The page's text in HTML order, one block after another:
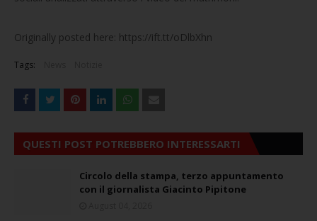
Originally posted here: https://ift.tt/oDlbXhn
Tags:
QUESTI POST POTREBBERO INTERESSARTI
Circolo della stampa, terzo appuntamento
con il giornalista Giacinto Pipitone